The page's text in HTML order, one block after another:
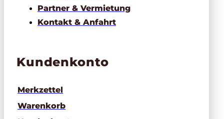
Partner & Vermietung
Kontakt & Anfahrt
Kundenkonto
Merkzettel
Warenkorb